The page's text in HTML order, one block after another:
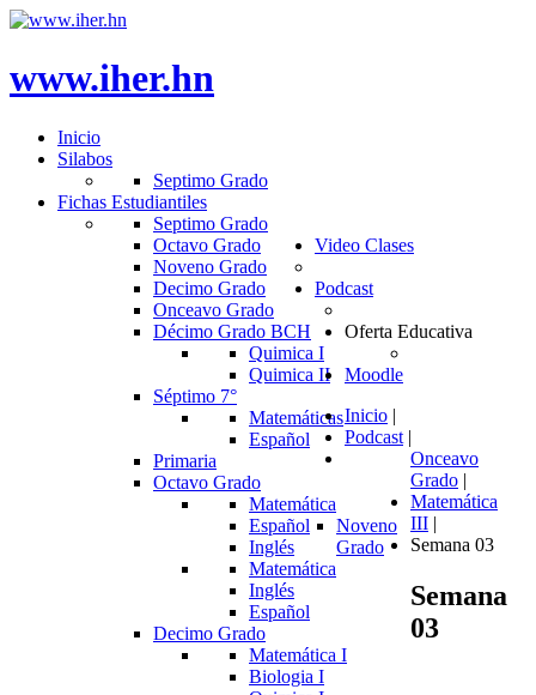
www.iher.hn
Inicio
Silabos
Septimo Grado
Fichas Estudiantiles
Septimo Grado
Octavo Grado
Noveno Grado
Decimo Grado
Onceavo Grado
Video Clases
Décimo Grado BCH
Quimica I
Quimica II
Séptimo 7°
Matemáticas
Español
Podcast
Primaria
Octavo Grado
Matemática
Español
Inglés
Noveno
Grado
Matemática
Inglés
Español
Decimo Grado
Matemática I
Biologia I
Oferta Educativa
Moodle
Inicio |
Podcast |
Onceavo
Grado |
Matemática
III |
Semana 03
Semana
03